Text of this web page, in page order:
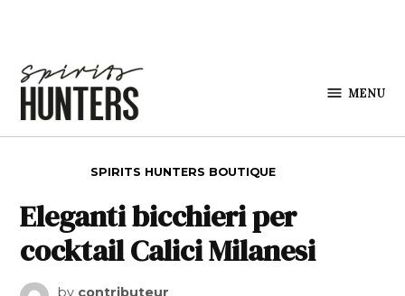
MENU
SPIRITS HUNTERS BOUTIQUE
Eleganti bicchieri per
cocktail Calici Milanesi
by contributeur